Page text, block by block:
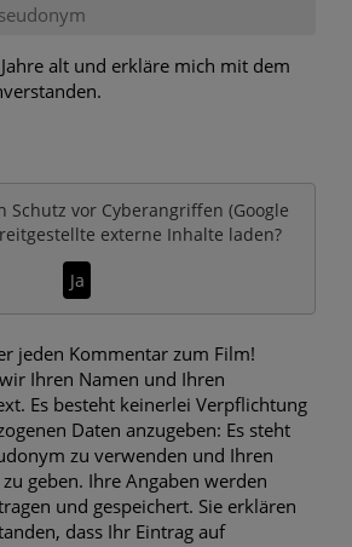
alt und erkläre mich mit dem
Schutz vor Cyberangriffen (Google
externe Inhalte laden?
Ja
jeden Kommentar zum Film!
Ihren Namen und Ihren
Es besteht keinerlei Verpflichtung
Daten anzugeben: Es steht
zu verwenden und Ihren
geben. Ihre Angaben werden
und gespeichert. Sie erklären
dass Ihr Eintrag auf